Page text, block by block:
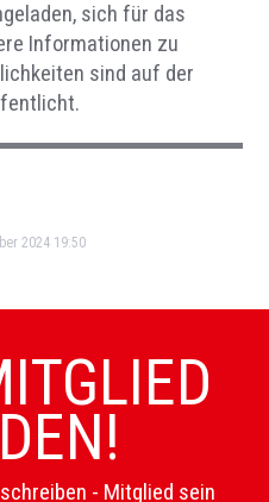
sich für das
Informationen zu
sind auf der
2024 19:50
- Mitglied sein